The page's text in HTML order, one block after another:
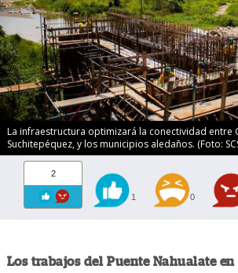
La infraestructura optimizará la conectividad entre
Suchitepéquez, y los municipios aledaños. (Foto:
2
1 0
Los trabajos del Puente Nahualate en